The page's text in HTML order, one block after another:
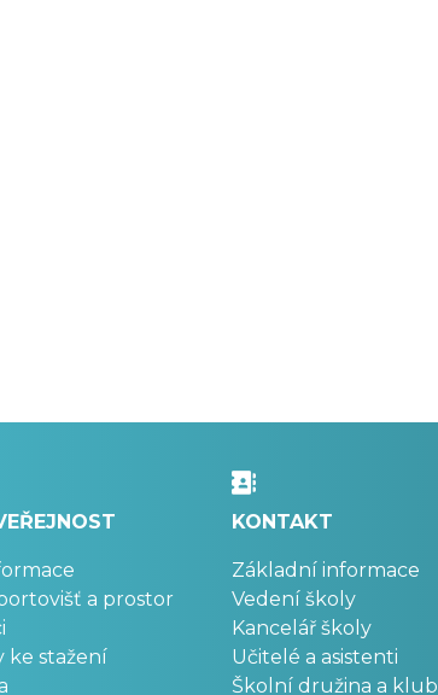
a prostor
ke stažení
KONTAKT
Základní informace
Vedení školy
Kancelář školy
Učitelé a asistenti
Školní družina a klub